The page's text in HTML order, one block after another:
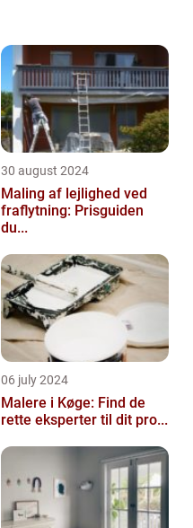
30 august 2024
Maling af lejlighed ved
fraflytning: Prisguiden
du...
06 july 2024
Malere i Køge: Find de
rette eksperter til dit pro...